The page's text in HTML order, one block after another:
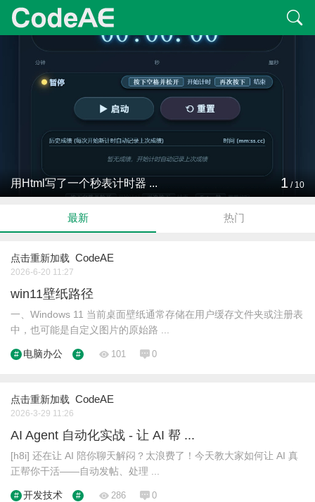
用Html写了一个秒表计时器 ... 1 / 10
最新 热门
点击重新加载 CodeAE
2026-6-20 11:27
win11壁纸路径
一、Windows 11 当前桌面壁纸通常存储在用户缓存文件夹或注册表
中，也可能是自定义图片的原始路 ...
电脑办公 101 0
点击重新加载 CodeAE
2026-3-29 11:26
AI Agent 自动化实战 - 让 AI 帮 ...
[h8i] 还在让 AI 陪你聊天解闷？太浪费了！今天教大家如何让 AI 真
正帮你干活——自动发帖、处理 ...
开发技术 286 0